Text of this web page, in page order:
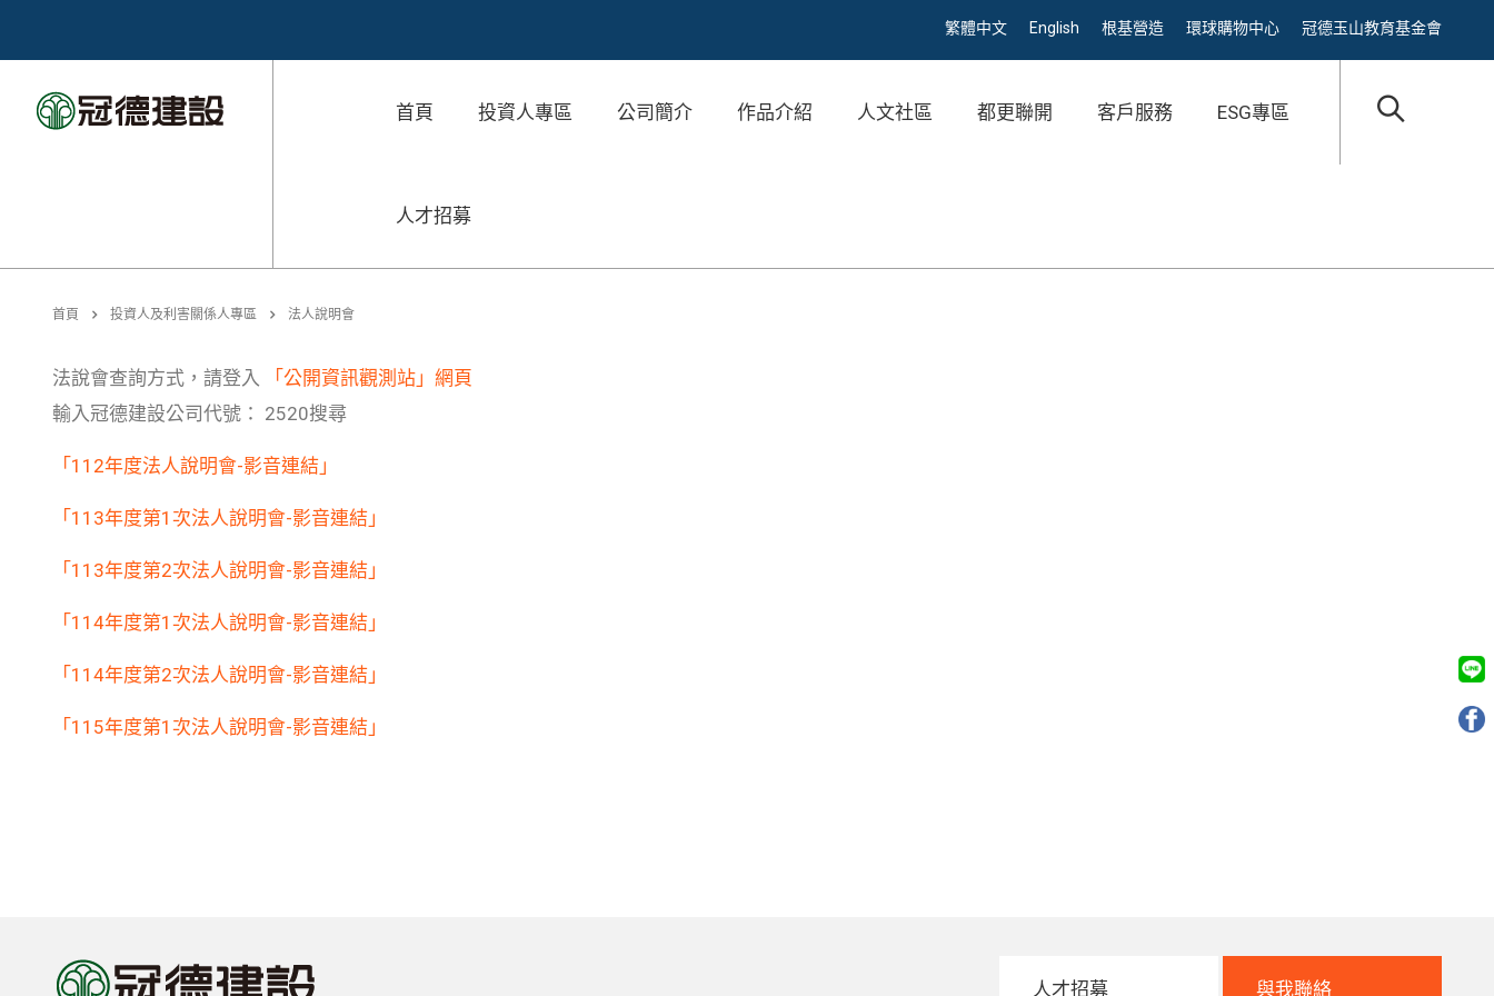
繁體中文 English 根基營造 環球購物中心 冠德玉山教育基金會
首頁 投資人專區 公司簡介 作品介紹 人文社區 都更聯開 客戶服務 ESG專區
人才招募
首頁 投資人及利害關係人專區 法人說明會
法說會查詢方式，請登入
「公開資訊觀測站」網頁
輸入冠德建設公司代號： 2520搜尋
「112年度法人說明會-影音連結」
「113年度第1次法人說明會-影音連結」
「113年度第2次法人說明會-影音連結」
「114年度第1次法人說明會-影音連結」
「114年度第2次法人說明會-影音連結」
「115年度第1次法人說明會-影音連結」
人才招募 與我聯絡